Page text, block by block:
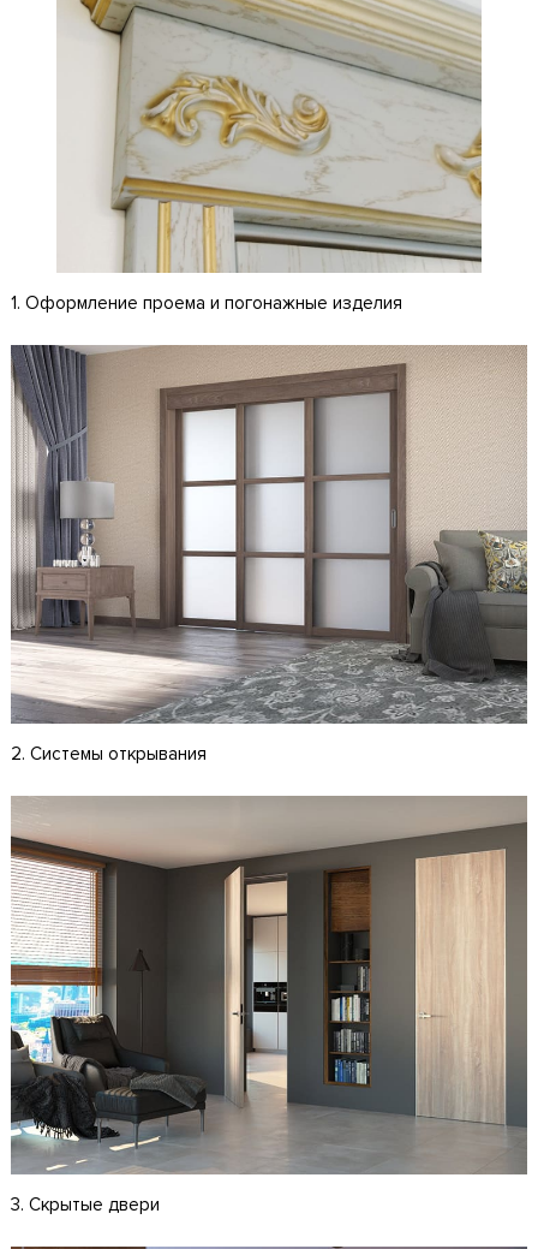
1. Оформление проема и погонажные изделия
2. Системы открывания
3. Скрытые двери